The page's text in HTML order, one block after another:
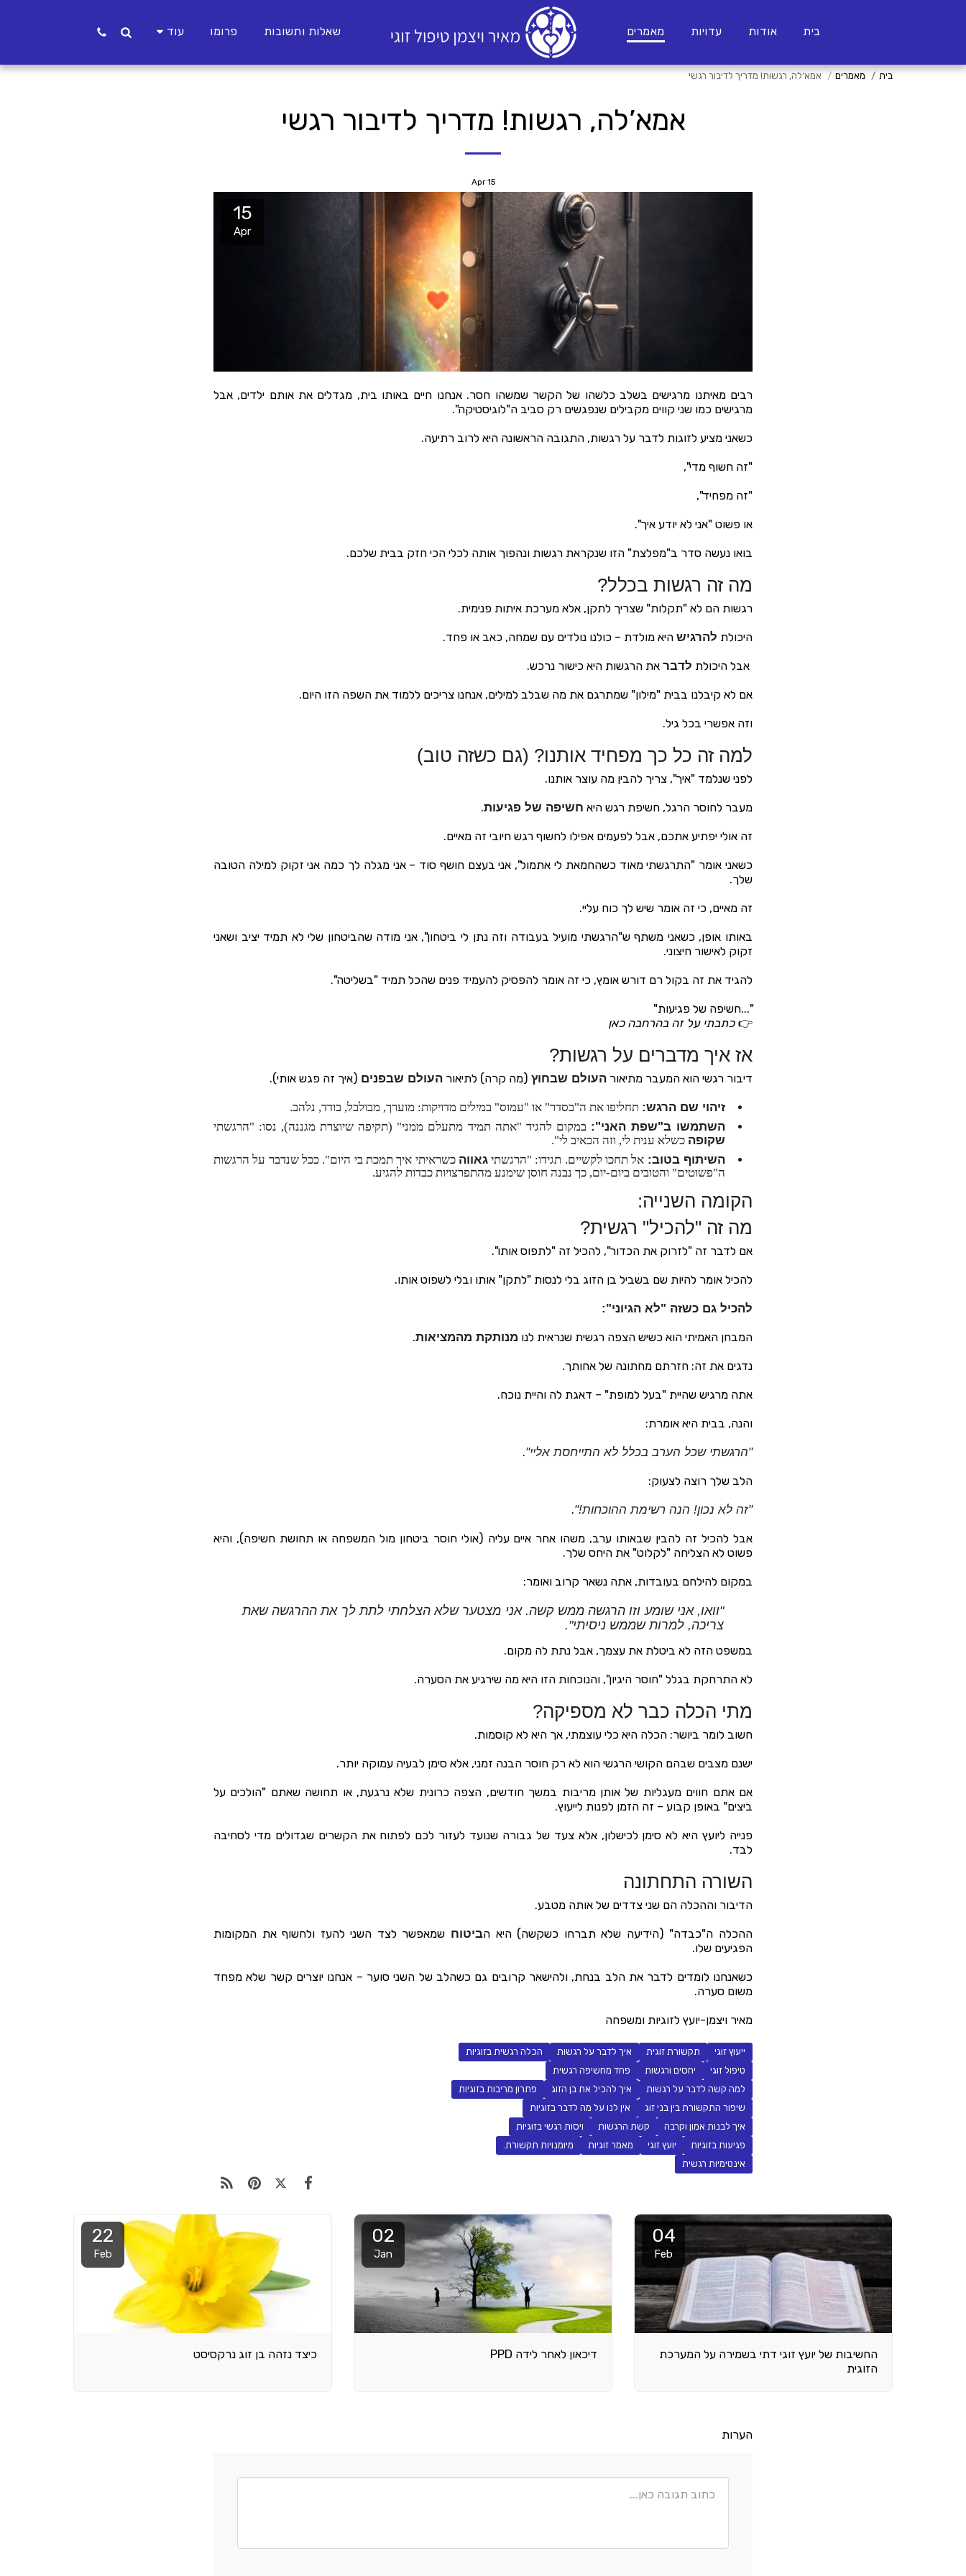
בית אודות עדויות מאמרים שאלות ותשובות פרומו עוד
בית מאמרים אמא’לה, רגשות! מדריך לדיבור רגשי
אמא’לה, רגשות! מדריך לדיבור רגשי
15
Apr
15
Apr
רבים מאיתנו מרגישים בשלב כלשהו של הקשר שמשהו חסר. אנחנו חיים באותו בית, מגדלים את אותם ילדים, אבל
מרגישים כמו שני קווים מקבילים שנפגשים רק סביב ה"לוגיסטיקה".
כשאני מציע לזוגות לדבר על רגשות, התגובה הראשונה היא לרוב רתיעה.
"זה חשוף מדי",
"זה מפחיד",
או פשוט "אני לא יודע איך".
בואו נעשה סדר ב"מפלצת" הזו שנקראת רגשות ונהפוך אותה לכלי הכי חזק בבית שלכם.
מה זה רגשות בכלל?
רגשות הם לא "תקלות" שצריך לתקן, אלא מערכת איתות פנימית.
היכולת להרגיש היא מולדת – כולנו נולדים עם שמחה, כאב או פחד.
אבל היכולת לדבר את הרגשות היא כישור נרכש.
אם לא קיבלנו בבית "מילון" שמתרגם את מה שבלב למילים, אנחנו צריכים ללמוד את השפה הזו היום.
וזה אפשרי בכל גיל.
למה זה כל כך מפחיד אותנו? (גם כשזה טוב)
לפני שנלמד "איך", צריך להבין מה עוצר אותנו.
מעבר לחוסר הרגל, חשיפת רגש היא חשיפה של פגיעות.
זה אולי יפתיע אתכם, אבל לפעמים אפילו לחשוף רגש חיובי זה מאיים.
כשאני אומר "התרגשתי מאוד כשהחמאת לי אתמול", אני בעצם חושף סוד – אני מגלה לך כמה אני זקוק למילה הטובה
שלך.
זה מאיים, כי זה אומר שיש לך כוח עליי.
באותו אופן, כשאני משתף ש"הרגשתי מועיל בעבודה וזה נתן לי ביטחון", אני מודה שהביטחון שלי לא תמיד יציב ושאני
זקוק לאישור חיצוני.
להגיד את זה בקול רם דורש אומץ, כי זה אומר להפסיק להעמיד פנים שהכל תמיד "בשליטה".
"...חשיפה של פגיעות"
👉 כתבתי על זה בהרחבה כאן
אז איך מדברים על רגשות?
דיבור רגשי הוא המעבר מתיאור העולם שבחוץ (מה קרה) לתיאור העולם שבפנים (איך זה פגש אותי).
זיהוי שם הרגש: תחליפו את ה"בסדר" או "עמוס" במילים מדויקות: מוערך, מבולבל, בודד, נלהב.
השתמשו ב"שפת האני": במקום להגיד "אתה תמיד מתעלם ממני" (תקיפה שיוצרת מגננה), נסו: "הרגשתי
שקופה כשלא ענית לי, וזה הכאיב לי".
השיתוף בטוב: אל תחכו לקשיים. תגידו: "הרגשתיגאווה כשראיתי איך תמכת בי היום". ככל שנדבר על הרגשות
ה"פשוטים" והטובים ביום-יום, כך נבנה חוסן שימנע מהתפרצויות כבדות להגיע.
הקומה השנייה:
מה זה "להכיל" רגשית?
אם לדבר זה "לזרוק את הכדור", להכיל זה "לתפוס אותו".
להכיל אומר להיות שם בשביל בן הזוג בלי לנסות "לתקן" אותו ובלי לשפוט אותו.
להכיל גם כשזה "לא הגיוני":
המבחן האמיתי הוא כשיש הצפה רגשית שנראית לנו מנותקת מהמציאות.
נדגים את זה: חזרתם מחתונה של אחותך.
אתה מרגיש שהיית "בעל למופת" – דאגת לה והיית נוכח.
והנה, בבית היא אומרת:
"הרגשתי שכל הערב בכלל לא התייחסת אליי".
הלב שלך רוצה לצעוק:
"זה לא נכון! הנה רשימת ההוכחות!".
אבל להכיל זה להבין שבאותו ערב, משהו אחר איים עליה (אולי חוסר ביטחון מול המשפחה או תחושת חשיפה), והיא
פשוט לא הצליחה "לקלוט" את היחס שלך.
במקום להילחם בעובדות, אתה נשאר קרוב ואומר:
"וואו, אני שומע וזו הרגשה ממש קשה. אני מצטער שלא הצלחתי לתת לך את ההרגשה שאת
צריכה, למרות שממש ניסיתי".
במשפט הזה לא ביטלת את עצמך, אבל נתת לה מקום.
לא התרחקת בגלל "חוסר היגיון", והנוכחות הזו היא מה שירגיע את הסערה.
מתי הכלה כבר לא מספיקה?
חשוב לומר ביושר: הכלה היא כלי עוצמתי, אך היא לא קוסמות.
ישנם מצבים שבהם הקושי הרגשי הוא לא רק חוסר הבנה זמני, אלא סימן לבעיה עמוקה יותר.
אם אתם חווים מעגליות של אותן מריבות במשך חודשים, הצפה כרונית שלא נרגעת, או תחושה שאתם "הולכים על
ביצים" באופן קבוע – זה הזמן לפנות לייעוץ.
פנייה ליועץ היא לא סימן לכישלון, אלא צעד של גבורה שנועד לעזור לכם לפתוח את הקשרים שגדולים מדי לסחיבה
לבד.
השורה התחתונה
הדיבור וההכלה הם שני צדדים של אותה מטבע.
ההכלה ה"כבדה" (הידיעה שלא תברחו כשקשה) היא הביטוח שמאפשר לצד השני להעז ולחשוף את המקומות
הפגיעים שלו.
כשאנחנו לומדים לדבר את הלב בנחת, ולהישאר קרובים גם כשהלב של השני סוער – אנחנו יוצרים קשר שלא מפחד
משום סערה.
מאיר ויצמן-יועץ לזוגיות ומשפחה
ייעוץ זוגי תקשורת זוגית איך לדבר על רגשות
הכלה רגשית בזוגיות
טיפול זוגי
יחסים ורגשות
פחד מחשיפה רגשית
למה קשה לדבר על רגשות
איך להכיל את בן הזוג
פתרון מריבות בזוגיות
שיפור התקשורת בין בני זוג
אין לנו על מה לדבר בזוגיות
איך לבנות אמון וקרבה
קשת הרגשות
ויסות רגשי בזוגיות
פגיעות בזוגיות
יועץ זוגי מאמר זוגיות
מיומנויות תקשורת.
אינטימיות רגשית
04
Feb
החשיבות של יועץ זוגי דתי בשמירה על המערכת
הזוגית
02
Jan
דיכאון לאחר לידה PPD
22
Feb
כיצד נזהה בן זוג נרקסיסט
הערות